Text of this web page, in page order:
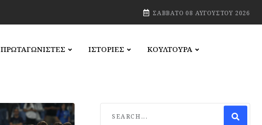
ΣΆΒΒΑΤΟ 08 ΑΥΓΟΎΣΤΟΥ 2026
ΠΡΩΤΑΓΩΝΙΣΤΕΣ ΙΣΤΟΡΙΕΣ ΚΟΥΛΤΟΥΡΑ